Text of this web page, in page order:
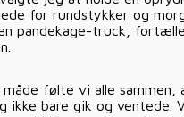
for rundstykker og
pandekage-truck,
måde følte vi alle sammen,
ikke bare gik og ventede.